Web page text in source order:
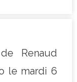
Renaud
le mardi 6